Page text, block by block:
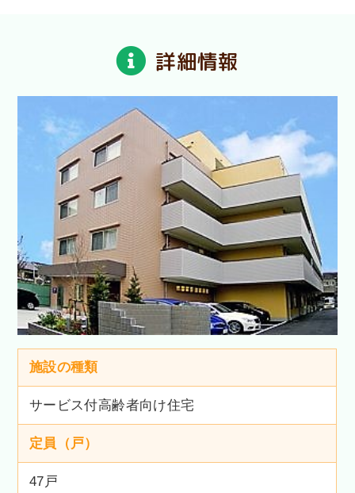
詳細情報
施設の種類
サービス付高齢者向け住宅
定員（戸）
47戸